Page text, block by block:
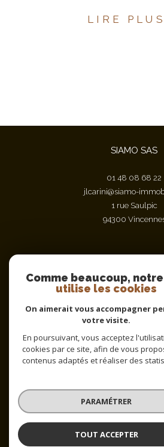
LIRE PLUS
SIAMO SAS
01 48 08 68 22
jlcarini@siamo-
1 rue Saulpic
94300
Adhérents
© 2026 | Tous droits réservés |
Comme beaucoup,
utilise les cookies
On aimerait vous accompagner
votre visite.
En poursuivant, vous acceptez
cookies par ce site, afin de vous
contenus adaptés et réaliser des
PARAMÉTRER
TOUT ACCEPTER